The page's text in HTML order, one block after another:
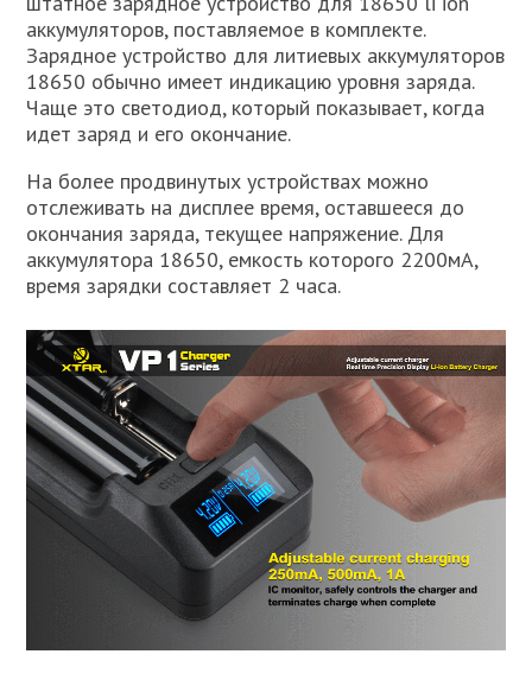
аккумуляторов, поставляемое в комплекте.
Зарядное устройство для литиевых аккумуляторов
18650 обычно имеет индикацию уровня заряда.
Чаще это светодиод, который показывает, когда
идет заряд и его окончание.
На более продвинутых устройствах можно
отслеживать на дисплее время, оставшееся до
окончания заряда, текущее напряжение. Для
аккумулятора 18650, емкость которого 2200мА,
время зарядки составляет 2 часа.